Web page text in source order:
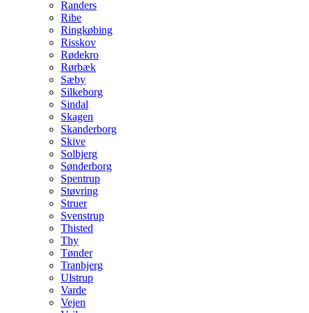
Randers
Ribe
Ringkøbing
Risskov
Rødekro
Rørbæk
Sæby
Silkeborg
Sindal
Skagen
Skanderborg
Skive
Solbjerg
Sønderborg
Spentrup
Støvring
Struer
Svenstrup
Thisted
Thy
Tønder
Tranbjerg
Ulstrup
Varde
Vejen